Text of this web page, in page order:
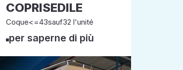
COPRISEDILE
Coque<=43sauf32 l'unité
per saperne di più